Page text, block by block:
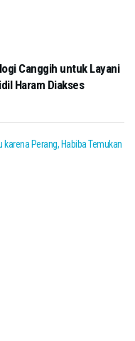
Canggih untuk Layani
Haram Diakses